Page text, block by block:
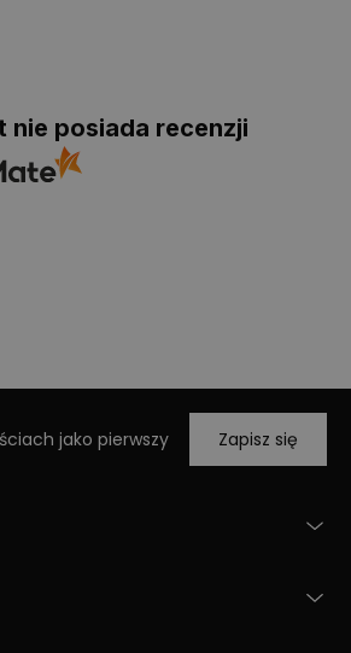
nie posiada recenzji
jako pierwszy Zapisz się